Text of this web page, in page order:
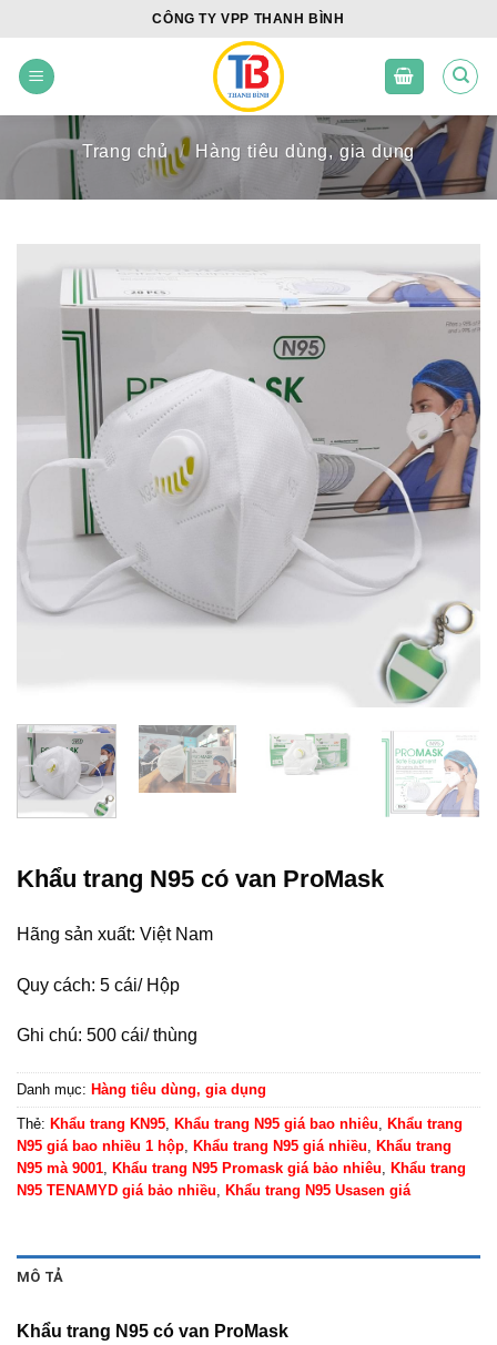
content
CÔNG TY VPP THANH BÌNH
Trang chủ / Hàng tiêu dùng, gia dụng
Khẩu trang N95 có van ProMask
Hãng sản xuất: Việt Nam
Quy cách: 5 cái/ Hộp
Ghi chú: 500 cái/ thùng
Danh mục: Hàng tiêu dùng, gia dụng
Thẻ: Khẩu trang KN95, Khẩu trang N95 giá bao nhiêu, Khẩu trang
N95 giá bao nhiều 1 hộp, Khẩu trang N95 giá nhiều, Khẩu trang
N95 mà 9001, Khẩu trang N95 Promask giá bảo nhiêu, Khẩu trang
N95 TENAMYD giá bảo nhiều, Khẩu trang N95 Usasen giá
MÔ TẢ
Khẩu trang N95 có van ProMask